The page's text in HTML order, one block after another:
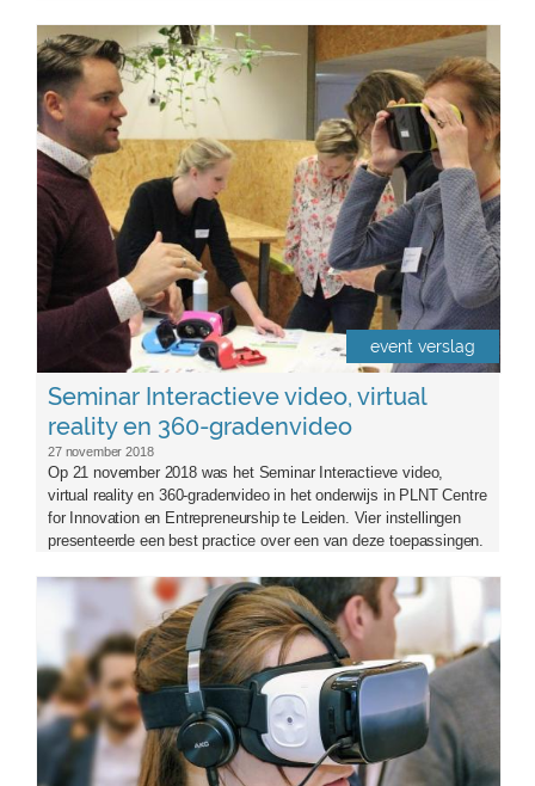
serioius_talks.jpg
event verslag
Seminar Interactieve video, virtual
reality en 360-gradenvideo
27 november 2018
Op 21 november 2018 was het Seminar Interactieve video,
virtual reality en 360-gradenvideo in het onderwijs in PLNT Centre
for Innovation en Entrepreneurship te Leiden. Vier instellingen
presenteerde een best practice over een van deze toepassingen.
vr-1992973_960_720.jpg